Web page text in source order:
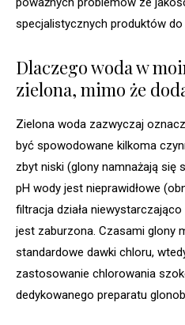
specjalistycznych produktów do
Dlaczego woda w
zielona, mimo że
Zielona woda zazwyczaj
być spowodowane kilkoma
zbyt niski (glony namnażają się
pH wody jest nieprawidłowe
filtracja działa
jest zaburzona. Czasami glony
standardowe dawki chloru,
zastosowanie chlorowania
dedykowanego preparatu